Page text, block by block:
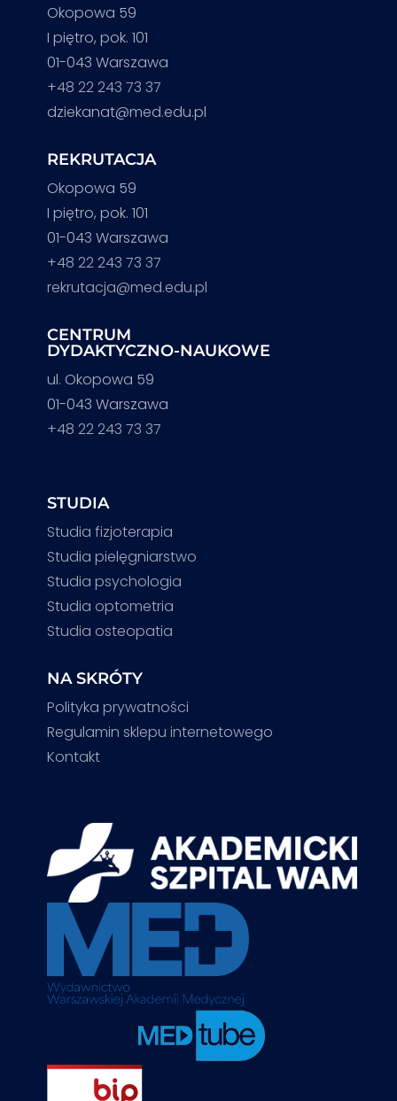
Okopowa 59
I piętro, pok. 101
01-043 Warszawa
+48 22 243 73 37
dziekanat@med.edu.pl
REKRUTACJA
Okopowa 59
I piętro, pok. 101
01-043 Warszawa
+48 22 243 73 37
rekrutacja@med.edu.pl
CENTRUM
DYDAKTYCZNO-NAUKOWE
ul. Okopowa 59
01-043 Warszawa
+48 22 243 73 37
STUDIA
Studia fizjoterapia
Studia pielęgniarstwo
Studia psychologia
Studia optometria
Studia osteopatia
NA SKRÓTY
Polityka prywatności
Regulamin sklepu internetowego
Kontakt